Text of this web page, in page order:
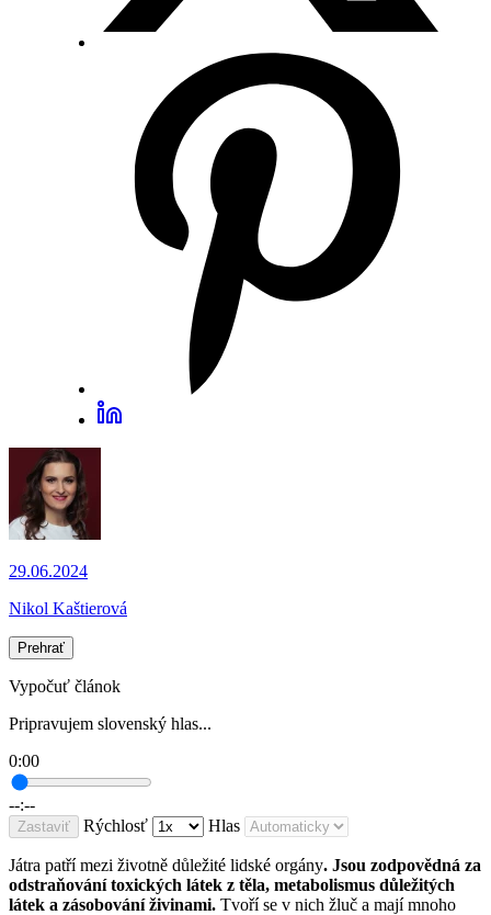
29.06.2024
Nikol Kaštierová
Prehrať
Vypočuť článok
Pripravujem slovenský hlas...
0:00
--:--
Zastaviť Rýchlosť Hlas
Játra patří mezi životně důležité lidské orgány. Jsou zodpovědná za
odstraňování toxických látek z těla, metabolismus důležitých
látek a zásobování živinami. Tvoří se v nich žluč a mají mnoho